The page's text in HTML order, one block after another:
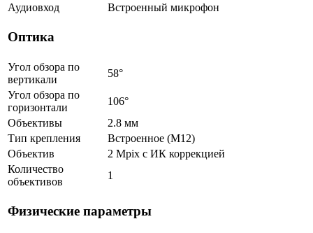
Аудиовход
Встроенный микрофон
Оптика
Угол обзора по
вертикали
58°
Угол обзора по
горизонтали
106°
Объективы
2.8 мм
Тип крепления
Встроенное (М12)
Объектив
2 Mpix c ИК коррекцией
Количество
объективов
1
Физические параметры